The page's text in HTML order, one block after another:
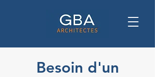
Besoin d'un